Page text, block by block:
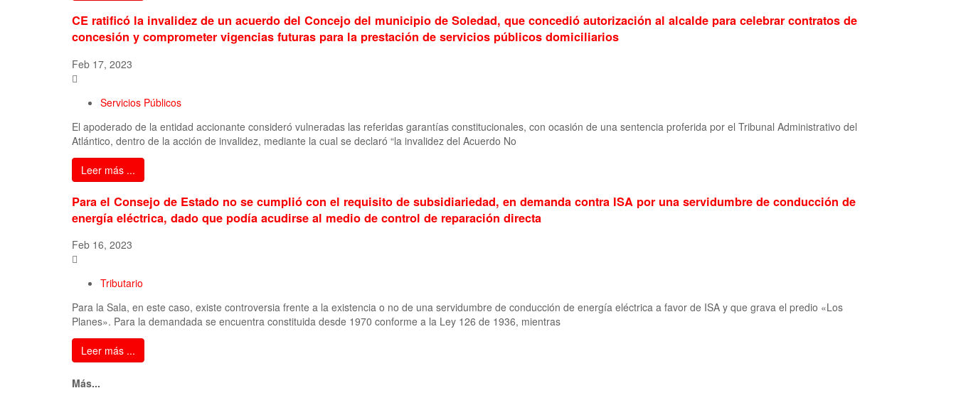
CE ratificó la invalidez de un acuerdo del Concejo del municipio de Soledad, que concedió autorización al alcalde para celebrar contratos de
concesión y comprometer vigencias futuras para la prestación de servicios públicos domiciliarios
Feb 17, 2023
Servicios Públicos
El apoderado de la entidad accionante consideró vulneradas las referidas garantías constitucionales, con ocasión de una sentencia proferida por el Tribunal Administrativo del
Atlántico, dentro de la acción de invalidez, mediante la cual se declaró “la invalidez del Acuerdo No
Leer más ...
Para el Consejo de Estado no se cumplió con el requisito de subsidiariedad, en demanda contra ISA por una servidumbre de conducción de
energía eléctrica, dado que podía acudirse al medio de control de reparación directa
Feb 16, 2023
Tributario
Para la Sala, en este caso, existe controversia frente a la existencia o no de una servidumbre de conducción de energía eléctrica a favor de ISA y que grava el predio «Los
Planes». Para la demandada se encuentra constituida desde 1970 conforme a la Ley 126 de 1936, mientras
Leer más ...
Más...